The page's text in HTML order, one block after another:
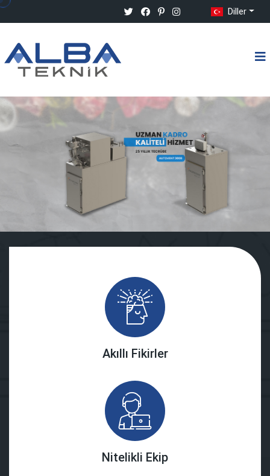
Diller
Akıllı Fikirler
Nitelikli Ekip